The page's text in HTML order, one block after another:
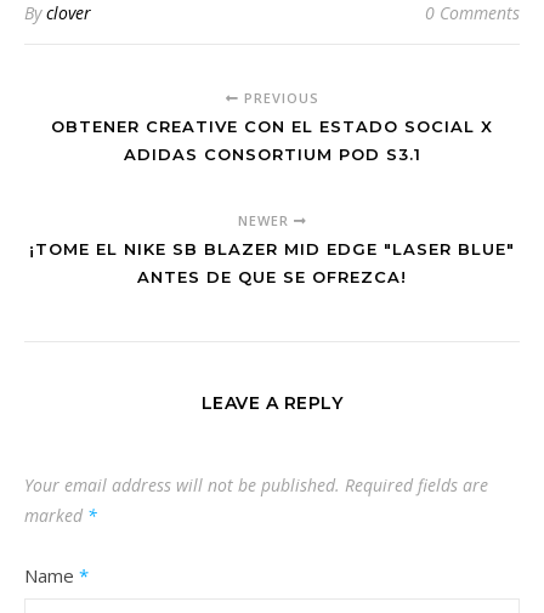
Byclover 0 Comments
PREVIOUS
OBTENER CREATIVE CON EL ESTADO SOCIAL X
ADIDAS CONSORTIUM POD S3.1
NEWER
¡TOME EL NIKE SB BLAZER MID EDGE "LASER BLUE"
ANTES DE QUE SE OFREZCA!
LEAVE A REPLY
Your email address will not be published. Required fields are
marked *
Name *